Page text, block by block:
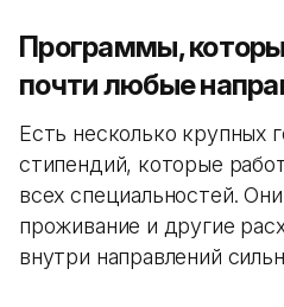
Программы,
почти любые
Есть несколько крупных
стипендий, которые
всех специальностей.
проживание и другие
внутри направлений